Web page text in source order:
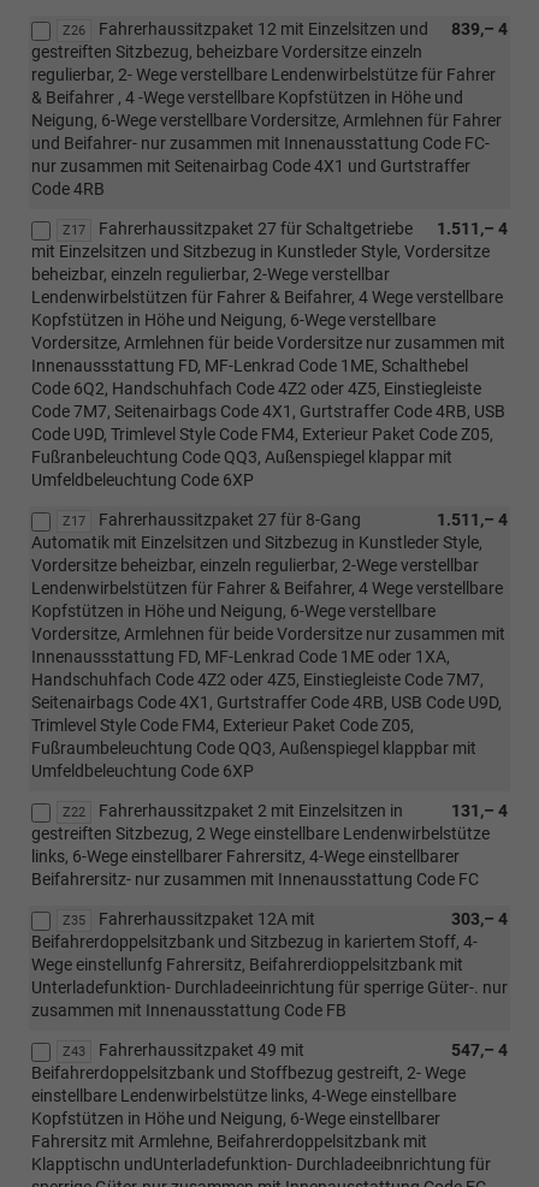
Z26 839,– 4
Fahrerhaussitzpaket 12 mit Einzelsitzen und
gestreiften Sitzbezug, beheizbare Vordersitze einzeln
regulierbar, 2- Wege verstellbare Lendenwirbelstütze für Fahrer
& Beifahrer , 4 -Wege verstellbare Kopfstützen in Höhe und
Neigung, 6-Wege verstellbare Vordersitze, Armlehnen für Fahrer
und Beifahrer- nur zusammen mit Innenausstattung Code FC-
nur zusammen mit Seitenairbag Code 4X1 und Gurtstraffer
Code 4RB
Z17 1.511,– 4
Fahrerhaussitzpaket 27 für Schaltgetriebe
mit Einzelsitzen und Sitzbezug in Kunstleder Style, Vordersitze
beheizbar, einzeln regulierbar, 2-Wege verstellbar
Lendenwirbelstützen für Fahrer & Beifahrer, 4 Wege verstellbare
Kopfstützen in Höhe und Neigung, 6-Wege verstellbare
Vordersitze, Armlehnen für beide Vordersitze nur zusammen mit
Innenaussstattung FD, MF-Lenkrad Code 1ME, Schalthebel
Code 6Q2, Handschuhfach Code 4Z2 oder 4Z5, Einstiegleiste
Code 7M7, Seitenairbags Code 4X1, Gurtstraffer Code 4RB, USB
Code U9D, Trimlevel Style Code FM4, Exterieur Paket Code Z05,
Fußranbeleuchtung Code QQ3, Außenspiegel klappar mit
Umfeldbeleuchtung Code 6XP
Z17 1.511,– 4
Fahrerhaussitzpaket 27 für 8-Gang
Automatik mit Einzelsitzen und Sitzbezug in Kunstleder Style,
Vordersitze beheizbar, einzeln regulierbar, 2-Wege verstellbar
Lendenwirbelstützen für Fahrer & Beifahrer, 4 Wege verstellbare
Kopfstützen in Höhe und Neigung, 6-Wege verstellbare
Vordersitze, Armlehnen für beide Vordersitze nur zusammen mit
Innenaussstattung FD, MF-Lenkrad Code 1ME oder 1XA,
Handschuhfach Code 4Z2 oder 4Z5, Einstiegleiste Code 7M7,
Seitenairbags Code 4X1, Gurtstraffer Code 4RB, USB Code U9D,
Trimlevel Style Code FM4, Exterieur Paket Code Z05,
Fußraumbeleuchtung Code QQ3, Außenspiegel klappbar mit
Umfeldbeleuchtung Code 6XP
Z22 131,– 4
Fahrerhaussitzpaket 2 mit Einzelsitzen in
gestreiften Sitzbezug, 2 Wege einstellbare Lendenwirbelstütze
links, 6-Wege einstellbarer Fahrersitz, 4-Wege einstellbarer
Beifahrersitz- nur zusammen mit Innenausstattung Code FC
Z35 303,– 4
Fahrerhaussitzpaket 12A mit
Beifahrerdoppelsitzbank und Sitzbezug in kariertem Stoff, 4-
Wege einstellunfg Fahrersitz, Beifahrerdioppelsitzbank mit
Unterladefunktion- Durchladeeinrichtung für sperrige Güter-. nur
zusammen mit Innenausstattung Code FB
Z43 547,– 4
Fahrerhaussitzpaket 49 mit
Beifahrerdoppelsitzbank und Stoffbezug gestreift, 2- Wege
einstellbare Lendenwirbelstütze links, 4-Wege einstellbare
Kopfstützen in Höhe und Neigung, 6-Wege einstellbarer
Fahrersitz mit Armlehne, Beifahrerdoppelsitzbank mit
Klapptischn undUnterladefunktion- Durchladeeibnrichtung für